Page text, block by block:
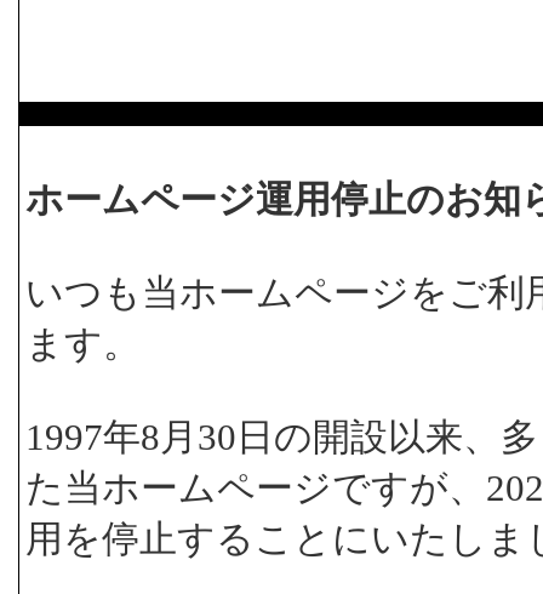
ホームページ運用停止のお知
いつも当ホームページをご
ます。
1997年8月30日の開設以来、
た当ホームページですが、
用を停止することにいたしま